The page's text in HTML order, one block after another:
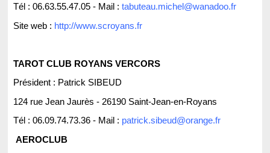
Tél : 06.63.55.47.05 - Mail :tabuteau.michel@wanadoo.fr
Site web : http://www.scroyans.fr
TAROT CLUB ROYANS VERCORS
Président : Patrick SIBEUD
124 rue Jean Jaurès - 26190 Saint-Jean-en-Royans
Tél : 06.09.74.73.36 - Mail : patrick.sibeud@orange.fr
AEROCLUB